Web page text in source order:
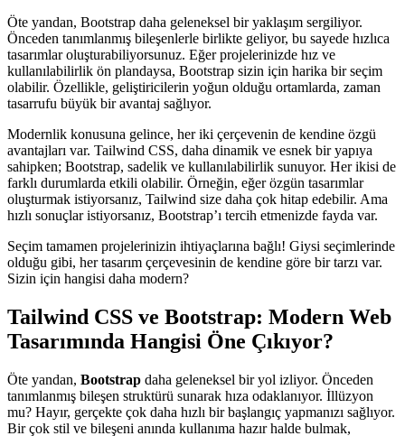
Öte yandan, Bootstrap daha geleneksel bir yaklaşım sergiliyor.
Önceden tanımlanmış bileşenlerle birlikte geliyor, bu sayede hızlıca
tasarımlar oluşturabiliyorsunuz. Eğer projelerinizde hız ve
kullanılabilirlik ön plandaysa, Bootstrap sizin için harika bir seçim
olabilir. Özellikle, geliştiricilerin yoğun olduğu ortamlarda, zaman
tasarrufu büyük bir avantaj sağlıyor.
Modernlik konusuna gelince, her iki çerçevenin de kendine özgü
avantajları var. Tailwind CSS, daha dinamik ve esnek bir yapıya
sahipken; Bootstrap, sadelik ve kullanılabilirlik sunuyor. Her ikisi de
farklı durumlarda etkili olabilir. Örneğin, eğer özgün tasarımlar
oluşturmak istiyorsanız, Tailwind size daha çok hitap edebilir. Ama
hızlı sonuçlar istiyorsanız, Bootstrap’ı tercih etmenizde fayda var.
Seçim tamamen projelerinizin ihtiyaçlarına bağlı! Giysi seçimlerinde
olduğu gibi, her tasarım çerçevesinin de kendine göre bir tarzı var.
Sizin için hangisi daha modern?
Tailwind CSS ve Bootstrap: Modern Web
Tasarımında Hangisi Öne Çıkıyor?
Öte yandan, Bootstrap daha geleneksel bir yol izliyor. Önceden
tanımlanmış bileşen struktürü sunarak hıza odaklanıyor. İllüzyon
mu? Hayır, gerçekte çok daha hızlı bir başlangıç yapmanızı sağlıyor.
Bir çok stil ve bileşeni anında kullanıma hazır halde bulmak,